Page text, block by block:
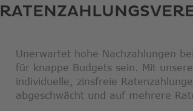
Unerwartet hohe Nachzahlungen
für knappe Budgets sein. Mit
individuelle, zinsfreie
abgeschwächt und auf mehrere